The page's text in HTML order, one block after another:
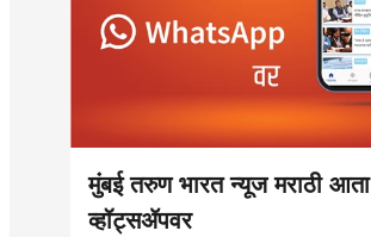
मुंबई तरुण भारत न्यूज मराठी आता
व्हॉट्सॲपवर